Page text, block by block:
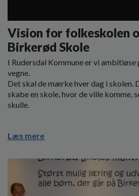
Vision for folkeskolen
Birkerød Skole
I Rudersdal Kommune er vi ambitiøse
vegne.
Det skal de mærke hver dag i skolen.
skabe en skole, hvor de ville komme,
skulle.
Læs mere